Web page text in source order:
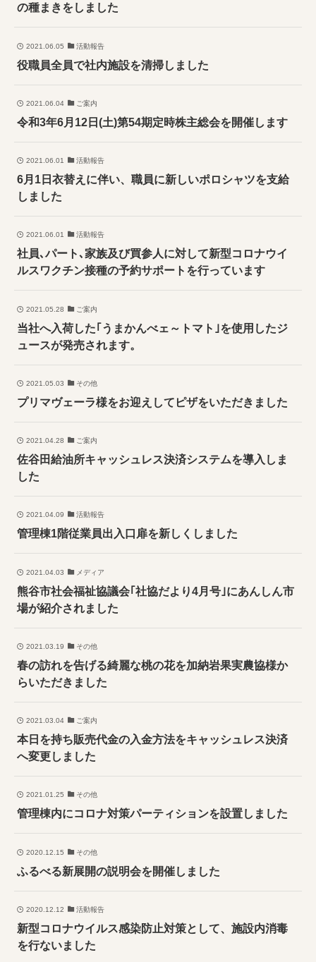
の種まきをしました
2021.06.05 活動報告
役職員全員で社内施設を清掃しました
2021.06.04 ご案内
令和3年6月12日(土)第54期定時株主総会を開催します
2021.06.01 活動報告
6月1日衣替えに伴い、職員に新しいポロシャツを支給
しました
2021.06.01 活動報告
社員､パート､家族及び買参人に対して新型コロナウイ
ルスワクチン接種の予約サポートを行っています
2021.05.28 ご案内
当社へ入荷した｢うまかんべェ～トマト｣を使用したジ
ュースが発売されます。
2021.05.03 その他
プリマヴェーラ様をお迎えしてピザをいただきました
2021.04.28 ご案内
佐谷田給油所キャッシュレス決済システムを導入しま
した
2021.04.09 活動報告
管理棟1階従業員出入口扉を新しくしました
2021.04.03 メディア
熊谷市社会福祉協議会｢社協だより4月号｣にあんしん市
場が紹介されました
2021.03.19 その他
春の訪れを告げる綺麗な桃の花を加納岩果実農協様か
らいただきました
2021.03.04 ご案内
本日を持ち販売代金の入金方法をキャッシュレス決済
へ変更しました
2021.01.25 その他
管理棟内にコロナ対策パーティションを設置しました
2020.12.15 その他
ふるべる新展開の説明会を開催しました
2020.12.12 活動報告
新型コロナウイルス感染防止対策として、施設内消毒
を行ないました